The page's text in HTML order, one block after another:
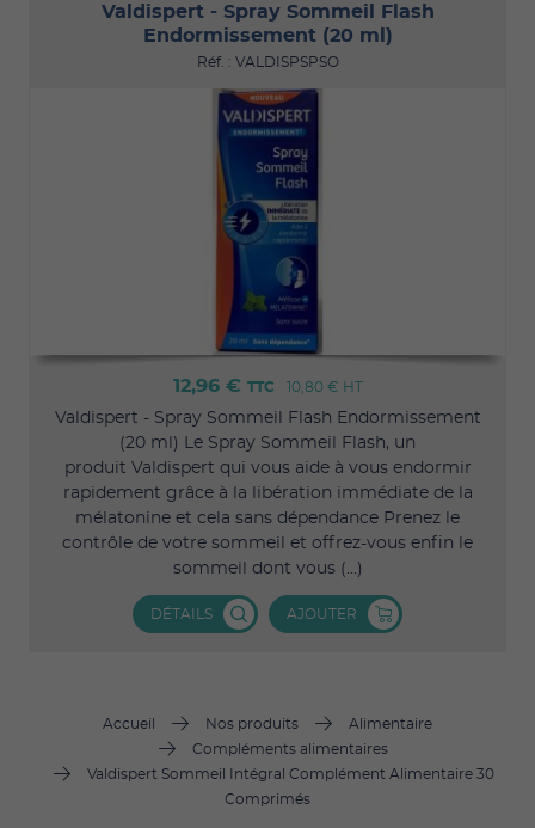
Valdispert - Spray Sommeil Flash
Endormissement (20 ml)
Réf. : VALDISPSPSO
12,96 € TTC 10,80 € HT
Valdispert - Spray Sommeil Flash Endormissement
(20 ml) Le Spray Sommeil Flash, un
produit Valdispert qui vous aide à vous endormir
rapidement grâce à la libération immédiate de la
mélatonine et cela sans dépendance Prenez le
contrôle de votre sommeil et offrez-vous enfin le
sommeil dont vous (...)
DÉTAILS AJOUTER
Accueil Nos produits
Alimentaire
Compléments alimentaires
Valdispert Sommeil Intégral Complément Alimentaire 30
Comprimés